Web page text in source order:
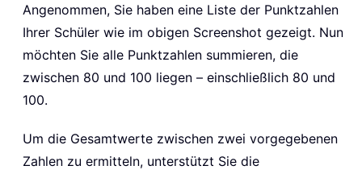
Angenommen, Sie haben eine Liste der Punktzahlen
Ihrer Schüler wie im obigen Screenshot gezeigt. Nun
möchten Sie alle Punktzahlen summieren, die
zwischen 80 und 100 liegen – einschließlich 80 und
100.
Um die Gesamtwerte zwischen zwei vorgegebenen
Zahlen zu ermitteln, unterstützt Sie die